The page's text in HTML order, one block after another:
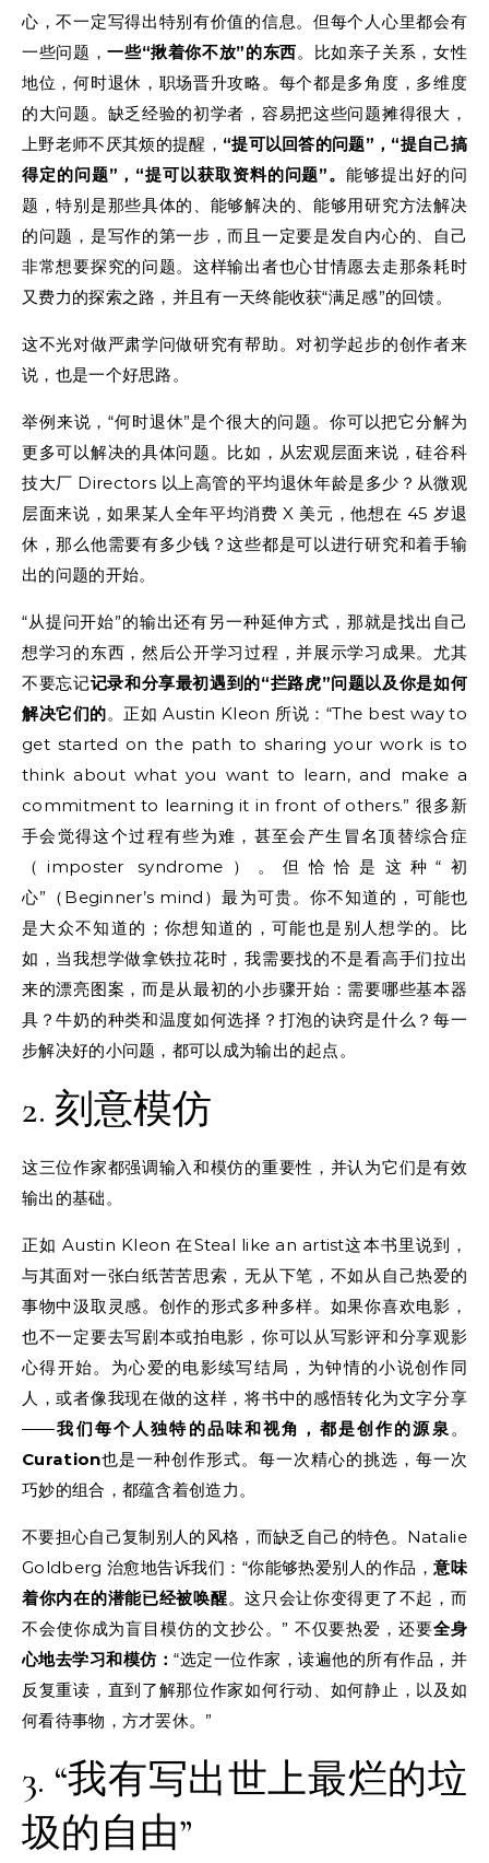
心，不一定写得出特别有价值的信息。但每个人心里都会有
一些问题，一些“揪着你不放”的东西。比如亲子关系，女性
地位，何时退休，职场晋升攻略。每个都是多角度，多维度
的大问题。缺乏经验的初学者，容易把这些问题摊得很大，
上野老师不厌其烦的提醒， “提可以回答的问题”，“提自己搞
得定的问题”，“提可以获取资料的问题”。能够提出好的问
题，特别是那些具体的、能够解决的、能够用研究方法解决
的问题，是写作的第一步，而且一定要是发自内心的、自己
非常想要探究的问题。这样输出者也心甘情愿去走那条耗时
又费力的探索之路，并且有一天终能收获“满足感”的回馈。
这不光对做严肃学问做研究有帮助。对初学起步的创作者来
说，也是一个好思路。
举例来说，“何时退休”是个很大的问题。你可以把它分解为
更多可以解决的具体问题。比如，从宏观层面来说，硅谷科
技大厂 Directors 以上高管的平均退休年龄是多少？从微观
层面来说，如果某人全年平均消费 X 美元，他想在 45 岁退
休，那么他需要有多少钱？这些都是可以进行研究和着手输
出的问题的开始。
“从提问开始”的输出还有另一种延伸方式，那就是找出自己
想学习的东西，然后公开学习过程，并展示学习成果。尤其
不要忘记记录和分享最初遇到的“拦路虎”问题以及你是如何
解决它们的。正如 Austin Kleon 所说：“The best way to
get started on the path to sharing your work is to
think about what you want to learn, and make a
commitment to learning it in front of others.” 很多新
手会觉得这个过程有些为难，甚至会产生冒名顶替综合症
（imposter syndrome）。但恰恰是这种“初
心”（Beginner’s mind）最为可贵。你不知道的，可能也
是大众不知道的；你想知道的，可能也是别人想学的。比
如，当我想学做拿铁拉花时，我需要找的不是看高手们拉出
来的漂亮图案，而是从最初的小步骤开始：需要哪些基本器
具？牛奶的种类和温度如何选择？打泡的诀窍是什么？每一
步解决好的小问题，都可以成为输出的起点。
2. 刻意模仿
这三位作家都强调输入和模仿的重要性，并认为它们是有效
输出的基础。
正如 Austin Kleon 在Steal like an artist这本书里说到，
与其面对一张白纸苦苦思索，无从下笔，不如从自己热爱的
事物中汲取灵感。创作的形式多种多样。如果你喜欢电影，
也不一定要去写剧本或拍电影，你可以从写影评和分享观影
心得开始。为心爱的电影续写结局，为钟情的小说创作同
人，或者像我现在做的这样，将书中的感悟转化为文字分享
——我们每个人独特的品味和视角，都是创作的源泉。
Curation也是一种创作形式。每一次精心的挑选，每一次
巧妙的组合，都蕴含着创造力。
不要担心自己复制别人的风格，而缺乏自己的特色。Natalie
Goldberg 治愈地告诉我们：“你能够热爱别人的作品，意味
着你内在的潜能已经被唤醒。这只会让你变得更了不起，而
不会使你成为盲目模仿的文抄公。” 不仅要热爱，还要全身
心地去学习和模仿：“选定一位作家，读遍他的所有作品，并
反复重读，直到了解那位作家如何行动、如何静止，以及如
何看待事物，方才罢休。”
3. “我有写出世上最烂的垃
圾的自由”